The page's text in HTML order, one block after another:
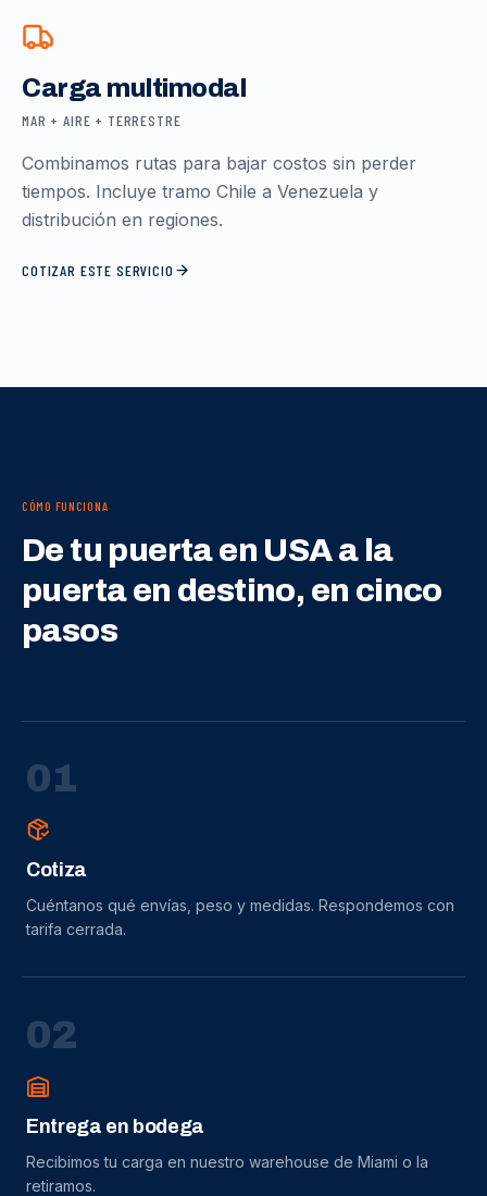
Carga multimodal
MAR + AIRE + TERRESTRE
Combinamos rutas para bajar costos sin perder
tiempos. Incluye tramo Chile a Venezuela y
distribución en regiones.
COTIZAR ESTE SERVICIO
CÓMO FUNCIONA
De tu puerta en USA a la
puerta en destino, en cinco
pasos
01
Cotiza
Cuéntanos qué envías, peso y medidas. Respondemos con
tarifa cerrada.
02
Entrega en bodega
Recibimos tu carga en nuestro warehouse de Miami o la
retiramos.